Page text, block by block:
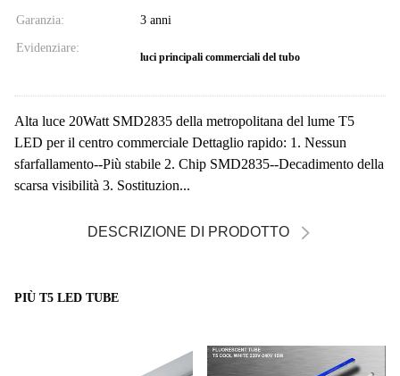
Garanzia: 3 anni
Evidenziare:
luci principali commerciali del tubo
Alta luce 20Watt SMD2835 della metropolitana del lume T5
LED per il centro commerciale Dettaglio rapido: 1. Nessun
sfarfallamento--Più stabile 2. Chip SMD2835--Decadimento della
scarsa visibilità 3. Sostituzion...
DESCRIZIONE DI PRODOTTO
PIÙ T5 LED TUBE